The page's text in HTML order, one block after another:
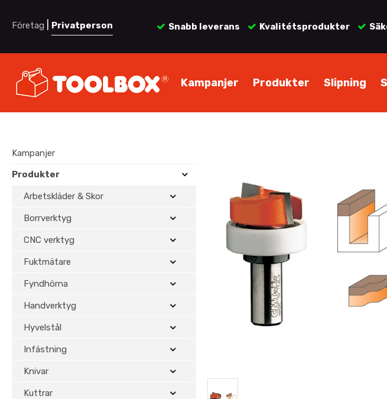
Företag Privatperson Snabb leverans Kvalitétsprodukter
Kampanjer Produkter Slipning
Kampanjer
Produkter
Arbetskläder & Skor
Borrverktyg
CNC verktyg
Fuktmätare
Fyndhörna
Handverktyg
Hyvelstål
Infästning
Knivar
Kuttrar